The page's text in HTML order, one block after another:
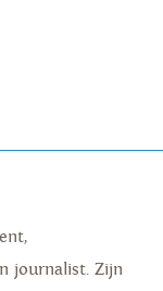
journalist. Zijn